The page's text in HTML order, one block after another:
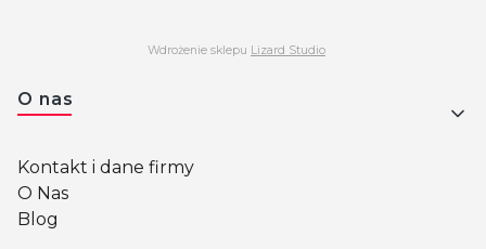
Wdrożenie sklepu Lizard Studio
Linki w stopce
O nas
Kontakt i dane firmy
O Nas
Blog